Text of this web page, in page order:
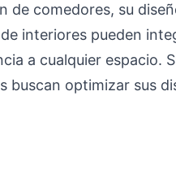
de comedores, su
interiores pueden
a cualquier espacio.
buscan optimizar sus